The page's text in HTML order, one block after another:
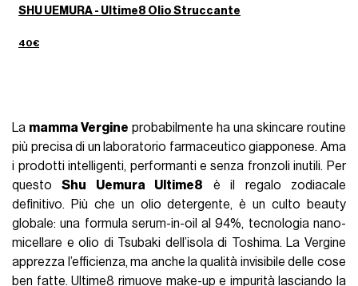
SHU UEMURA - Ultime8 Olio Struccante
40€
La mamma Vergine probabilmente ha una skincare routine
più precisa di un laboratorio farmaceutico giapponese. Ama
i prodotti intelligenti, performanti e senza fronzoli inutili. Per
questoShu Uemura Ultime8 è il regalo zodiacale
definitivo. Più che un olio detergente, è un culto beauty
globale: una formula serum-in-oil al 94%, tecnologia nano-
micellare e olio di Tsubaki dell’isola di Toshima. La Vergine
apprezza l’efficienza, ma anche la qualità invisibile delle cose
ben fatte. Ultime8 rimuove make-up e impurità lasciando la